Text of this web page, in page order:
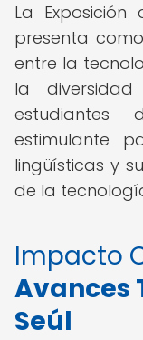
La Exposición
presenta
entre la
la
estudiantes
estimulante
lingüísticas y
de la
Impacto
Avances
Seúl